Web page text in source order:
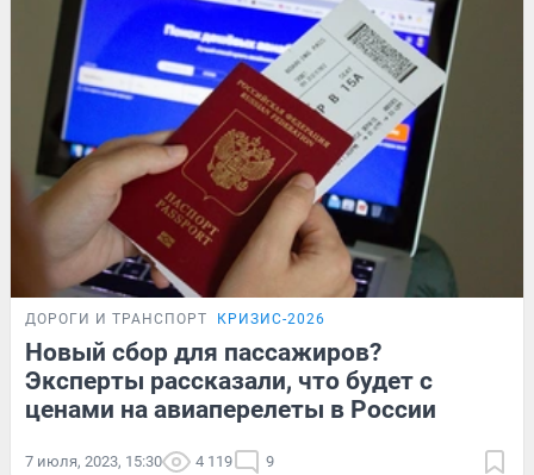
ДОРОГИ И ТРАНСПОРТ КРИЗИС-2026
Новый сбор для пассажиров?
Эксперты рассказали, что будет с
ценами на авиаперелеты в России
7 июля, 2023, 15:30 4 119 9